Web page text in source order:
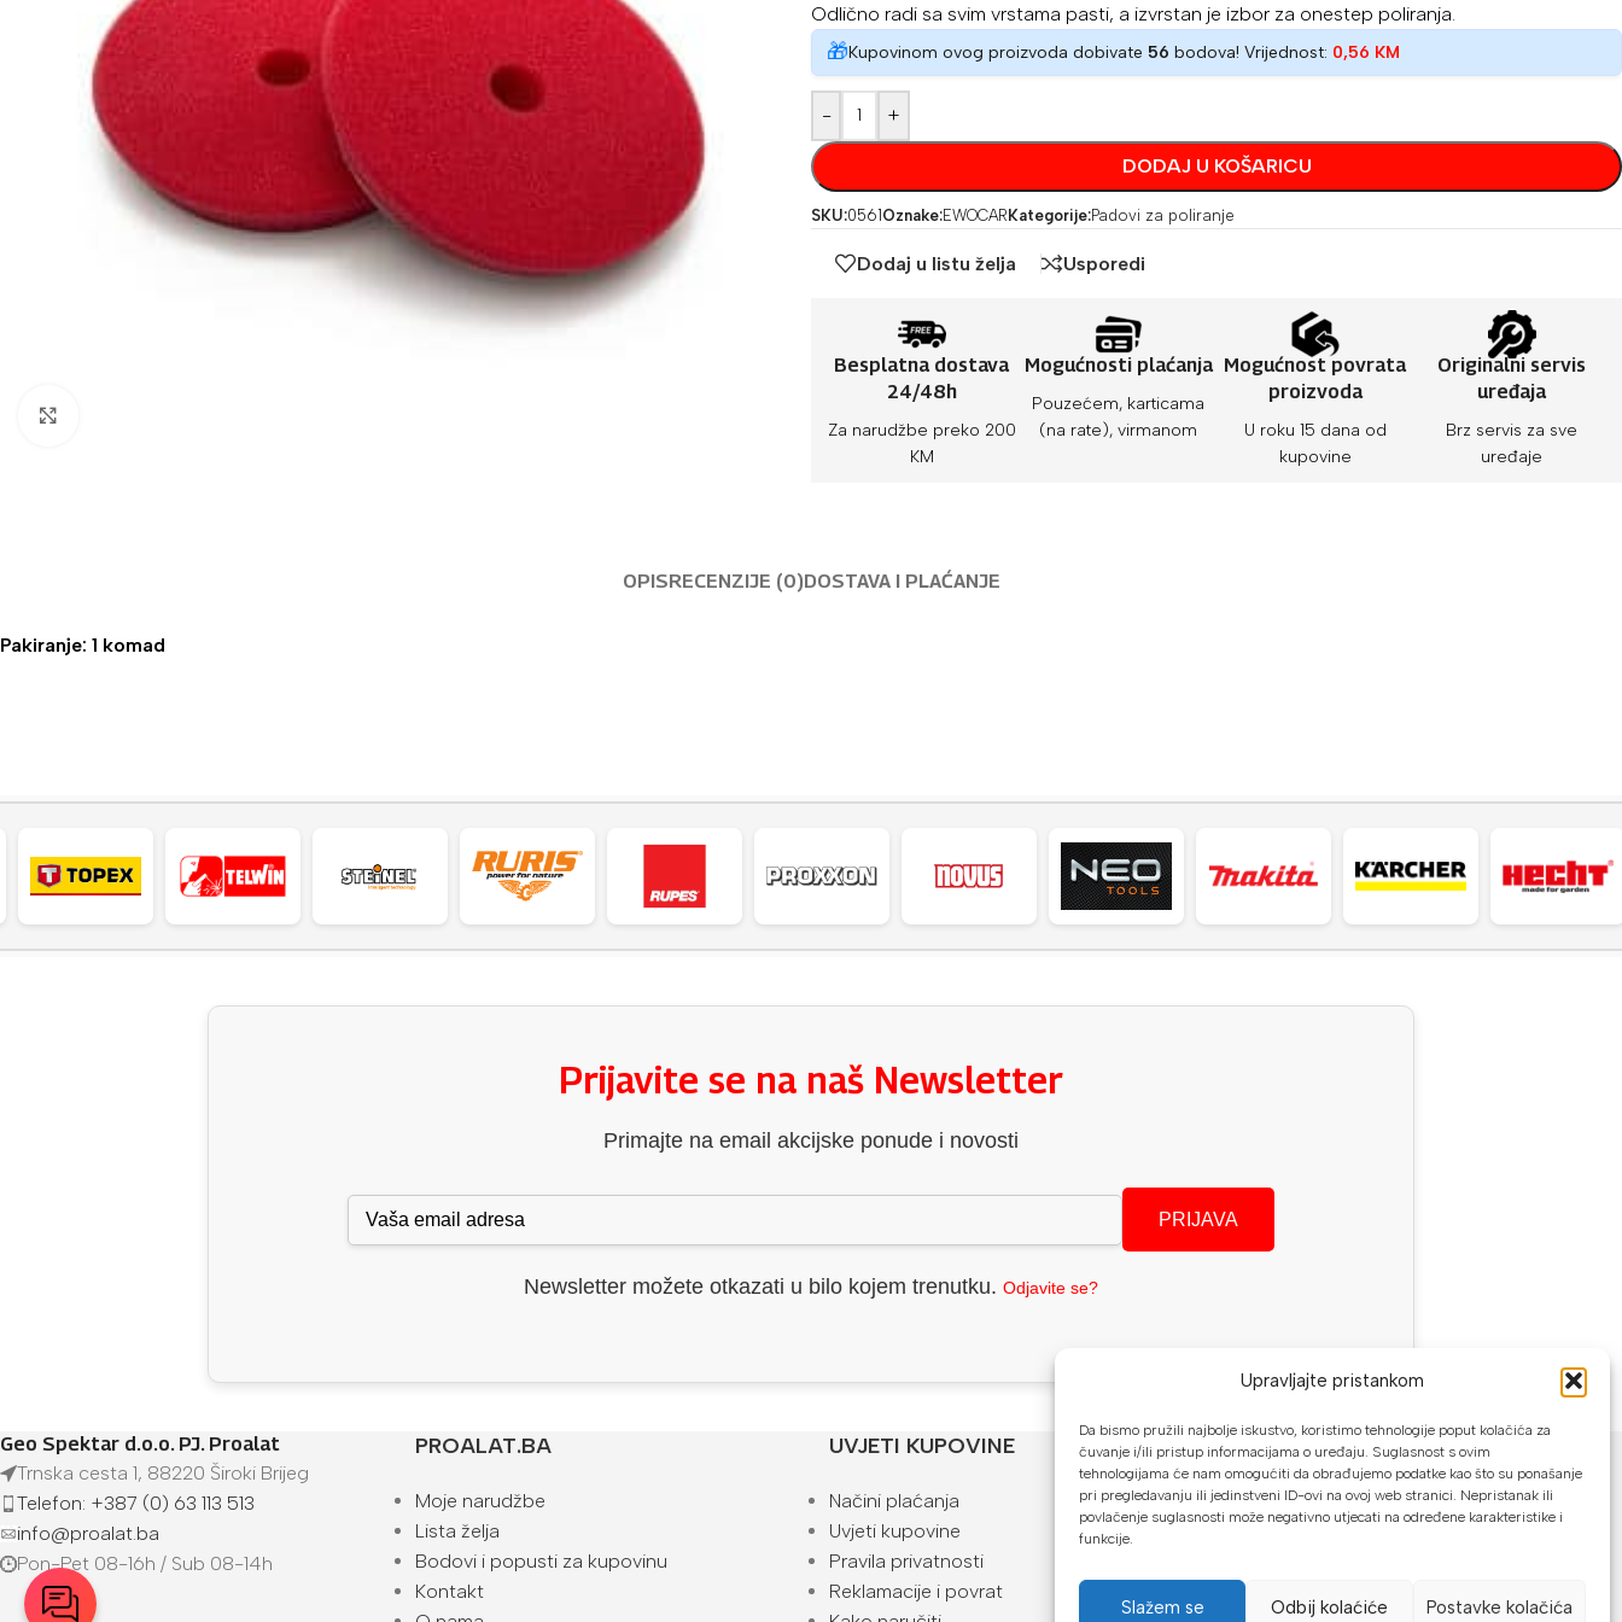
Upravljajte pristankom
Da bismo pružili najbolje iskustvo, koristimo tehnologije poput kolačića za
čuvanje i/ili pristup informacijama o uređaju. Suglasnost s ovim
tehnologijama će nam omogućiti da obrađujemo podatke kao što su ponašanje
pri pregledavanju ili jedinstveni ID-ovi na ovoj web stranici. Nepristanak ili
povlačenje suglasnosti može negativno utjecati na određene karakteristike i
funkcije.
Slažem se Odbij kolaćiće Postavke kolačića
Odlično radi sa svim vrstama pasti, a izvrstan je izbor za onestep poliranja.
🎁Kupovinom ovog proizvoda dobivate 56 bodova! Vrijednost: 0,56 KM
- +
DODAJ U KOŠARICU
SKU:0561Oznake:EWOCARKategorije:Padovi za poliranje
Dodaj u listu želja Usporedi
Besplatna dostava
24/48h
Za narudžbe preko 200
KM
Mogućnosti plaćanja
Pouzećem, karticama
(na rate), virmanom
Mogućnost povrata
proizvoda
U roku 15 dana od
kupovine
Originalni servis
uređaja
Brz servis za sve
uređaje
OPISRECENZIJE (0)DOSTAVA I PLAĆANJE
Pakiranje: 1 komad
Prijavite se na naš Newsletter
Primajte na email akcijske ponude i novosti
PRIJAVA
Newsletter možete otkazati u bilo kojem trenutku. Odjavite se?
Geo Spektar d.o.o. PJ. Proalat
Trnska cesta 1, 88220 Široki Brijeg
Telefon: +387 (0) 63 113 513
info@proalat.ba
Pon-Pet 08-16h / Sub 08-14h
PROALAT.BA
Moje narudžbe
Lista želja
Bodovi i popusti za kupovinu
Kontakt
UVJETI KUPOVINE
Načini plaćanja
Uvjeti kupovine
Pravila privatnosti
Reklamacije i povrat
NAČINI PLAĆANJA
U našoj web trgovini možete platiti: